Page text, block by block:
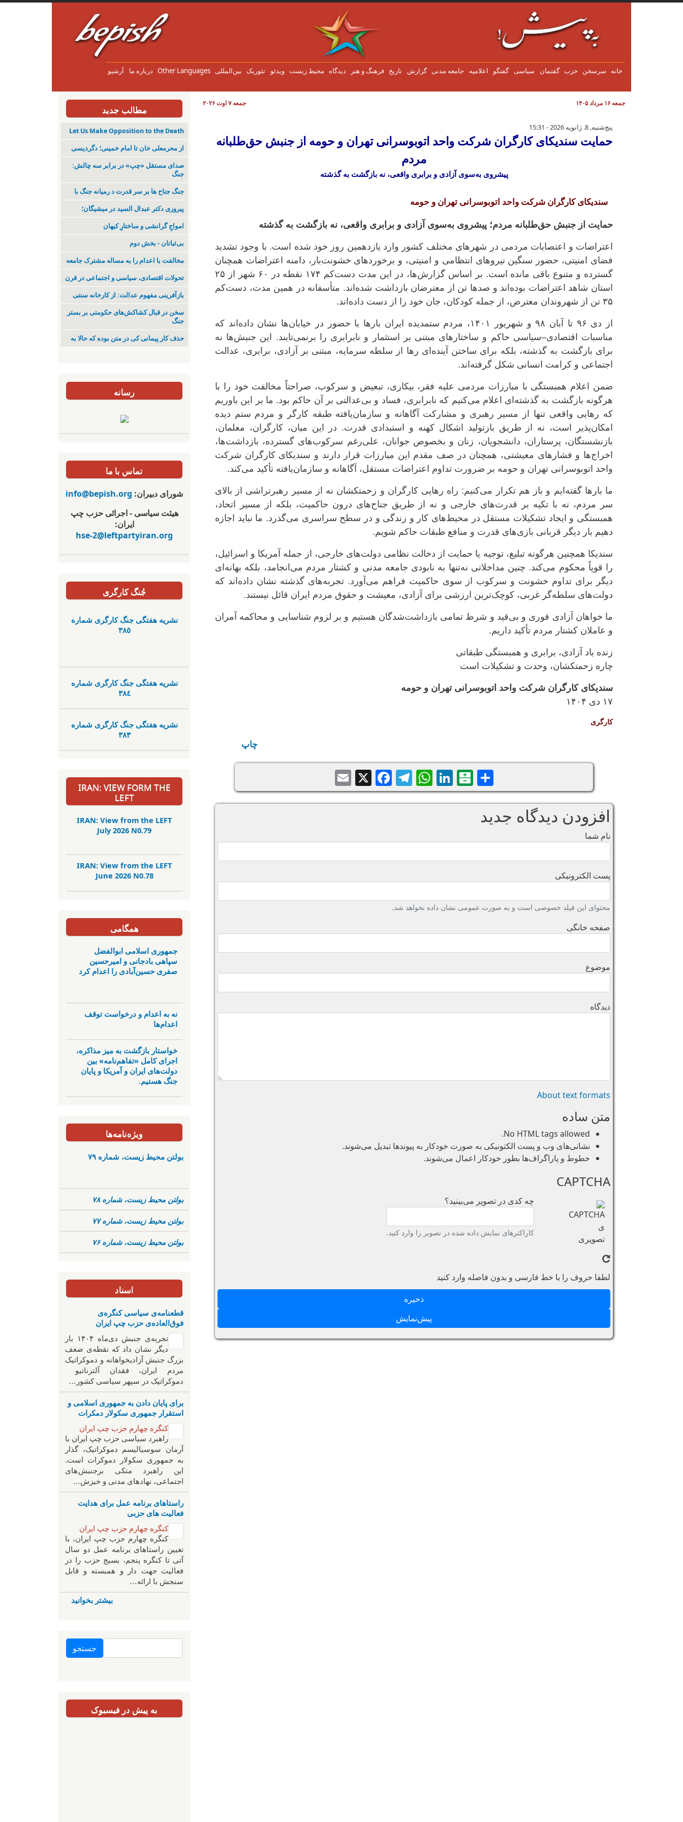
خانه سرسخن حزب گفتمان سياسی گفتگو اعلاميه جامعه مدنی گزارش تاریخ فرهنگ و هنر دیدگاه محیط زیست ویدئو تئوریک بین‌المللی Other Languages درباره ما آرشیو
جمعه ۷ اوت ۲۰۲۶ جمعه ۱۶ مرداد ۱۴۰۵
حمایت سندیکای کارگران شرکت واحد اتوبوسرانی تهران و حومه از جنبش حق‌طلبانه مردم
پنج‌شنبه, 8. ژانویه 2026 - 15:31
حمایت سندیکای کارگران شرکت واحد اتوبوسرانی تهران و حومه از جنبش حق‌طلبانه
مردم
پیشروی به‌سوی آزادی و برابری واقعی، نه بازگشت به گذشته
سندیکای کارگران شرکت واحد اتوبوسرانی تهران و حومه
حمایت از جنبش حق‌طلبانه مردم؛ پیشروی به‌سوی آزادی و برابری واقعی، نه بازگشت به گذشته
اعتراضات و اعتصابات مردمی در شهرهای مختلف کشور وارد یازدهمین روز خود شده است. با وجود تشدید
فضای امنیتی، حضور سنگین نیروهای انتظامی و امنیتی، و برخوردهای خشونت‌بار، دامنه اعتراضات همچنان
گسترده و متنوع باقی مانده است. بر اساس گزارش‌ها، در این مدت دست‌کم ۱۷۴ نقطه در ۶۰ شهر از ۲۵
استان شاهد اعتراضات بوده‌اند و صدها تن از معترضان بازداشت شده‌اند. متأسفانه در همین مدت، دست‌کم
۳۵ تن از شهروندان معترض، از جمله کودکان، جان خود را از دست داده‌اند.
از دی ۹۶ تا آبان ۹۸ و شهریور ۱۴۰۱، مردم ستمدیده ایران بارها با حضور در خیابان‌ها نشان داده‌اند که
مناسبات اقتصادی–سیاسی حاکم و ساختارهای مبتنی بر استثمار و نابرابری را برنمی‌تابند. این جنبش‌ها نه
برای بازگشت به گذشته، بلکه برای ساختن آینده‌ای رها از سلطه سرمایه، مبتنی بر آزادی، برابری، عدالت
اجتماعی و کرامت انسانی شکل گرفته‌اند.
ضمن اعلام همبستگی با مبارزات مردمی علیه فقر، بیکاری، تبعیض و سرکوب، صراحتاً مخالفت خود را با
هرگونه بازگشت به گذشته‌ای اعلام می‌کنیم که نابرابری، فساد و بی‌عدالتی بر آن حاکم بود. ما بر این باوریم
که رهایی واقعی تنها از مسیر رهبری و مشارکت آگاهانه و سازمان‌یافته طبقه کارگر و مردم ستم دیده
امکان‌پذیر است، نه از طریق بازتولید اشکال کهنه و استبدادی قدرت. در این میان، کارگران، معلمان،
بازنشستگان، پرستاران، دانشجویان، زنان و بخصوص جوانان، علی‌رغم سرکوب‌های گسترده، بازداشت‌ها،
اخراج‌ها و فشارهای معیشتی، همچنان در صف مقدم این مبارزات قرار دارند و سندیکای کارگران شرکت
واحد اتوبوسرانی تهران و حومه بر ضرورت تداوم اعتراضات مستقل، آگاهانه و سازمان‌یافته تأکید می‌کند.
ما بارها گفته‌ایم و باز هم تکرار می‌کنیم: راه رهایی کارگران و زحمتکشان نه از مسیر رهبرتراشی از بالای
سر مردم، نه با تکیه بر قدرت‌های خارجی و نه از طریق جناح‌های درون حاکمیت، بلکه از مسیر اتحاد،
همبستگی و ایجاد تشکیلات مستقل در محیط‌های کار و زندگی و در سطح سراسری می‌گذرد. ما نباید اجازه
دهیم بار دیگر قربانی بازی‌های قدرت و منافع طبقات حاکم شویم.
سندیکا همچنین هرگونه تبلیغ، توجیه یا حمایت از دخالت نظامی دولت‌های خارجی، از جمله آمریکا و اسرائیل،
را قویاً محکوم می‌کند. چنین مداخلاتی نه‌تنها به نابودی جامعه مدنی و کشتار مردم می‌انجامد، بلکه بهانه‌ای
دیگر برای تداوم خشونت و سرکوب از سوی حاکمیت فراهم می‌آورد. تجربه‌های گذشته نشان داده‌اند که
دولت‌های سلطه‌گر غربی، کوچک‌ترین ارزشی برای آزادی، معیشت و حقوق مردم ایران قائل نیستند.
ما خواهان آزادی فوری و بی‌قید و شرط تمامی بازداشت‌شدگان هستیم و بر لزوم شناسایی و محاکمه آمران
و عاملان کشتار مردم تأکید داریم.
زنده باد آزادی، برابری و همبستگی طبقاتی
چاره زحمتکشان، وحدت و تشکیلات است
سندیکای کارگران شرکت واحد اتوبوسرانی تهران و حومه
۱۷ دی ۱۴۰۴
کارگری
چاپ
Share
Balatarin
LinkedIn
WhatsApp
Telegram
Facebook
X
افزودن دیدگاه جدید
نام شما
پست الکترونیکی
محتوای این فیلد خصوصی است و به صورت عمومی نشان داده نخواهد شد.
صفحه خانگی
موضوع
دیدگاه
About text formats
متن ساده
No HTML tags allowed.
نشانی‌های وب و پست الکتونیکی به صورت خودکار به پیوند‌ها تبدیل می‌شوند.
خطوط و پاراگراف‌ها بطور خودکار اعمال می‌شوند.
CAPTCHA
چه کدی در تصویر می‌بینید؟
کاراکترهای نمایش داده شده در تصویر را وارد کنید.
لطفا حروف را با خط فارسی و بدون فاصله وارد کنید
مطالب جدید
Let Us Make Opposition to the Death
از محرمعلی خان تا امام خمینی؛ دگردیسی
صدای مستقل «چپ» در برابر سه چالش:
جنگ
جنگ جناح ها بر سر قدرت د رمیانە جنگ با
پیروزی دکتر عبدال السید در میشیگان؛
‌امواجِ گرانشی و ساختارِ کیهان
بی‌ثباتان - بخش دوم
مخالفت با اعدام را به مساله مشترک جامعه
تحولات اقتصادی، سیاسی و اجتماعی در قرن
بازآفرینی مفهوم عدالت: از کارخانه سنتی
سخن در قبال کشاکش‌های حکومتی بر بستر
جنگ
حذف کار پیمانی کی در متن بودە کە حالا بە
رسانه
تماس با ما
شورای دبیران: info@bepish.org
هیئت سیاسی - اجرائی حزب چپ
ایران:
hse-2@leftpartyiran.org
جُنگ کارگری
نشریە هفتگی جنگ کارگری شمارە
٣٨٥
نشریە هفتگی جنگ کارگری شمارە
٣٨٤
نشریە هفتگی جنگ کارگری شمارە
٣٨٣
IRAN: VIEW FORM THE
LEFT
IRAN: View from the LEFT
July 2026 N0.79
IRAN: View from the LEFT
June 2026 N0.78
همگامی
جمهوری اسلامی ابوالفضل
سپاهی بادجانی و امیرحسین
صفری حسین‌آبادی را اعدام کرد
نه به اعدام و درخواست توقف
اعدام‌ها
خواستار بازگشت به میز مذاکره،
اجرای کامل «تفاهم‌نامه» بین
دولت‌های ایران و آمریکا و پایان
جنگ هستیم.
ویژه‌نامه‌ها
بولتن محیط زیست، شماره ۷۹
بولتن محیط زیست، شماره ۷۸
بولتن محیط زیست، شماره ۷۷
بولتن محیط زیست، شماره ۷۶
اسناد
قطعنامه‌ی سیاسی کنگره‌ی
فوق‌العاده‌ی حزب چپ ایران
تجربه‌ی جنبش دی‌ماه ۱۴۰۴ بار
دیگر نشان داد که نقطه‌ی ضعف
بزرگ جنبش آزادیخواهانه و دموکراتیک
مردم ایران، فقدان آلترناتیو
دموکراتیک در سپهر سیاسی کشور…
برای پایان دادن به جمهوری اسلامی و
استقرار جمهوری سکولار دمکرات
کنگره چهارم حزب چپ ایران
راهبرد سياسی حزب چپ ایران با
آرمان سوسیالیسم دموکراتیک، گذار
به جمهوری سکولار دموکرات است.
این راهبرد متکی برجنبش های
اجتماعی، نهادهای مدنی و خیزش‌…
راستاهای برنامه عمل برای هدایت
فعالیت های حزبی
کنگره چهارم حزب چپ ایران
کنگره چهارم حزب چپ ایران، با
تعیین راستاهای برنامه عمل دو سال
آتی تا کنگره پنجم، بسیج حزب را در
فعالیت جهت دار و همبسته و قابل
سنجش با ارائه…
بیشتر بخوانید
جستجو
به پیش در فیسبوک